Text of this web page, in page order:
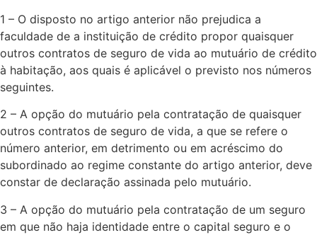
1 – O disposto no artigo anterior não prejudica a
faculdade de a instituição de crédito propor quaisquer
outros contratos de seguro de vida ao mutuário de crédito
à habitação, aos quais é aplicável o previsto nos números
seguintes.​
2 – A opção do mutuário pela contratação de quaisquer
outros contratos de seguro de vida, a que se refere o
número anterior, em detrimento ou em acréscimo do
subordinado ao regime constante do artigo anterior, deve
constar de declaração assinada pelo mutuário.​
3 – A opção do mutuário pela contratação de um seguro
em que não haja identidade entre o capital seguro e o